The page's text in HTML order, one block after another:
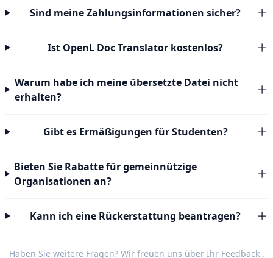
Sind meine Zahlungsinformationen sicher?
Ist OpenL Doc Translator kostenlos?
Warum habe ich meine übersetzte Datei nicht
erhalten?
Gibt es Ermäßigungen für Studenten?
Bieten Sie Rabatte für gemeinnützige
Organisationen an?
Kann ich eine Rückerstattung beantragen?
Haben Sie weitere Fragen? Wir freuen uns über Ihr Feedback.